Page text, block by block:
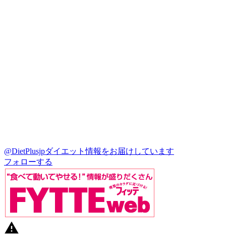
@DietPlusjpダイエット情報をお届けしています
フォローする